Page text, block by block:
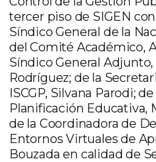
tercer piso de SIGEN
Síndico General de la
del Comité Académico,
Síndico General Adjunto,
Rodríguez; de la
ISCGP, Silvana Parodi;
Planificación Educativa,
de la Coordinadora de
Entornos Virtuales de
Bouzada en calidad de